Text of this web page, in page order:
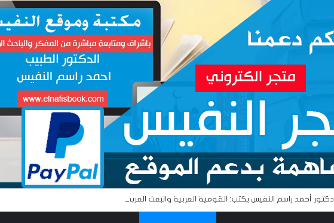
دكتور أحمد راسم النفيس يكتب: القومية العربية والبعث العربي… آن أوان البعث الإسلامي!!